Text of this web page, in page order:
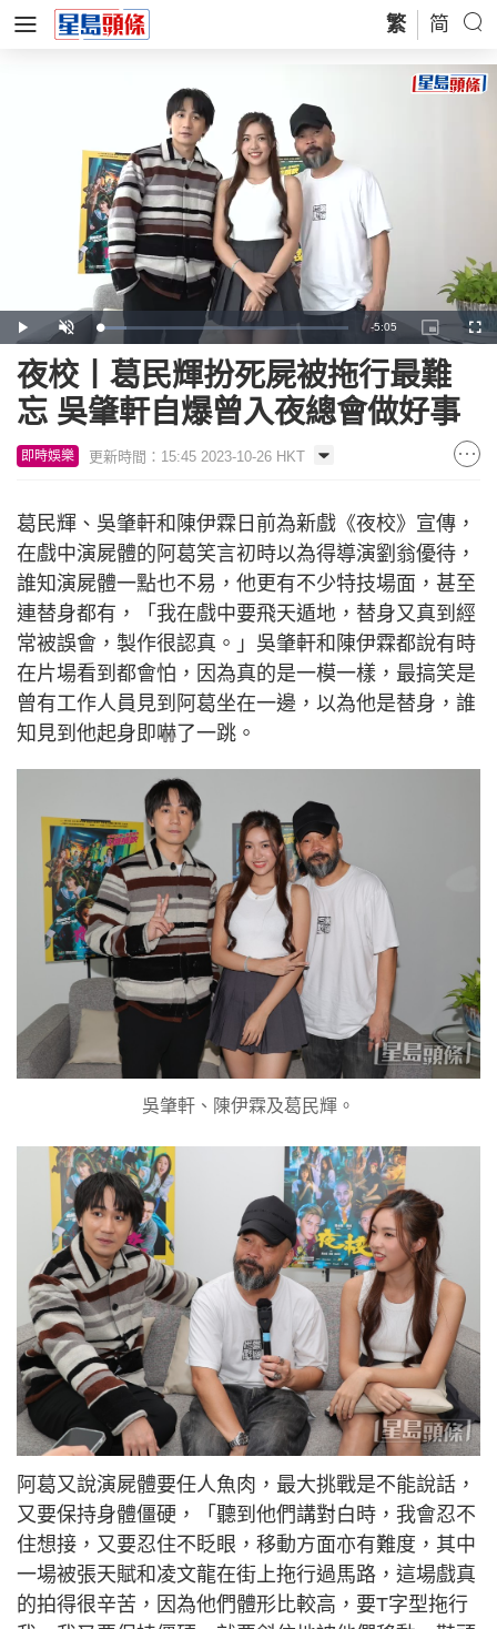
繁 简
Play Unmute Loaded:
10.73%
Remaining
Time
-5:05
Picture-
in-
夜校丨葛民輝扮死屍被拖行最難
忘 吳肇軒自爆曾入夜總會做好事
即時娛樂 更新時間：15:45 2023-10-26 HKT
葛民輝、吳肇軒和陳伊霖日前為新戲《夜校》宣傳，
在戲中演屍體的阿葛笑言初時以為得導演劉翁優待，
誰知演屍體一點也不易，他更有不少特技場面，甚至
連替身都有，「我在戲中要飛天遁地，替身又真到經
常被誤會，製作很認真。」吳肇軒和陳伊霖都說有時
在片場看到都會怕，因為真的是一模一樣，最搞笑是
曾有工作人員見到阿葛坐在一邊，以為他是替身，誰
知見到他起身即嚇了一跳。
吳肇軒、陳伊霖及葛民輝。
阿葛又說演屍體要任人魚肉，最大挑戰是不能說話，
又要保持身體僵硬，「聽到他們講對白時，我會忍不
住想接，又要忍住不眨眼，移動方面亦有難度，其中
一場被張天賦和凌文龍在街上拖行過馬路，這場戲真
的拍得很辛苦，因為他們體形比較高，要T字型拖行